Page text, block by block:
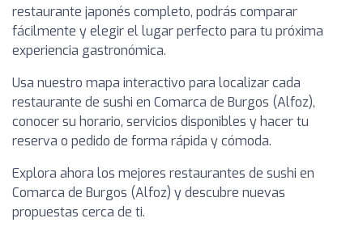
restaurante japonés completo, podrás comparar
fácilmente y elegir el lugar perfecto para tu próxima
experiencia gastronómica.
Usa nuestro mapa interactivo para localizar cada
restaurante de sushi en Comarca de Burgos (Alfoz),
conocer su horario, servicios disponibles y hacer tu
reserva o pedido de forma rápida y cómoda.
Explora ahora los mejores restaurantes de sushi en
Comarca de Burgos (Alfoz) y descubre nuevas
propuestas cerca de ti.